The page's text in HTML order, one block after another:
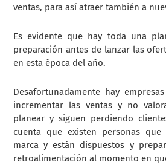
ventas, para así atraer también a
Es evidente que hay toda una
preparación antes de lanzar las
en esta época del año.
Desafortunadamente hay
incrementar las ventas y no
planear y siguen perdiendo
cuenta que existen personas
marca y están dispuestos y
retroalimentación al momento en